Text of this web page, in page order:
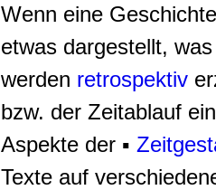
Wenn eine
etwas dargestellt,
werden retrospektiv
bzw. der Zeitablauf
Aspekte der ▪
Texte auf